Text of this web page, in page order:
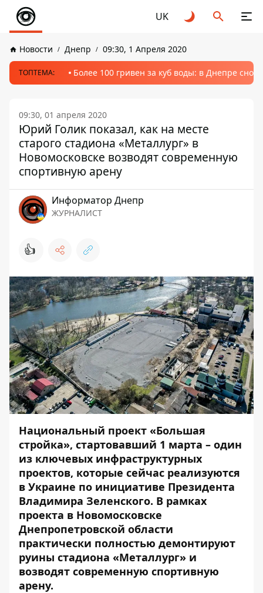
UK
Новости Днепр 09:30, 1 Апреля 2020
ТОПТЕМА: Более 100 гривен за куб воды: в Днепре
09:30, 01 апреля 2020
Юрий Голик показал, как на месте
старого стадиона «Металлург» в
Новомосковске возводят современную
спортивную арену
Информатор Днепр
ЖУРНАЛИСТ
👍
Национальный проект «Большая
стройка», стартовавший 1 марта – один
из ключевых инфраструктурных
проектов, которые сейчас реализуются
в Украине по инициативе Президента
Владимира Зеленского. В рамках
проекта в Новомосковске
Днепропетровской области
практически полностью демонтируют
руины стадиона «Металлург» и
возводят современную спортивную
арену.